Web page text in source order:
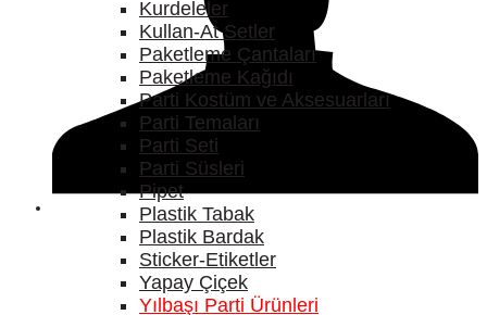
Kurdeleler
Kullan-At Setler
Paketleme Çantaları
Paketleme Kağıdı
Parti Kostüm ve Aksesuarları
Parti Temaları
Parti Seti
Parti Süsleri
Pipet
Plastik Tabak
Plastik Bardak
Sticker-Etiketler
Yapay Çiçek
Yılbaşı Parti Ürünleri